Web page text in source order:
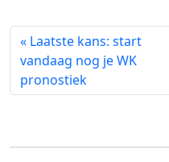
« Laatste kans: start
vandaag nog je WK
pronostiek